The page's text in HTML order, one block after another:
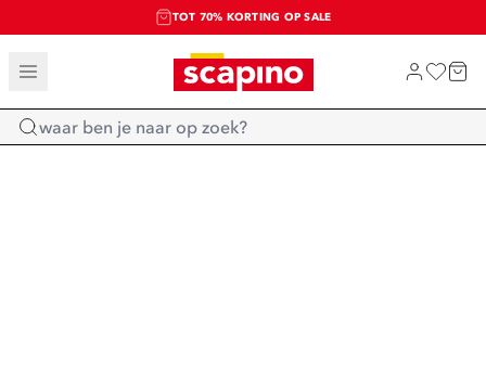
TOT 70% KORTING OP SALE
SALE: LAATSTE KANS!
SHOP NIEUW
Home